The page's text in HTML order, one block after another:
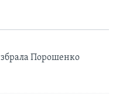
Порошенко